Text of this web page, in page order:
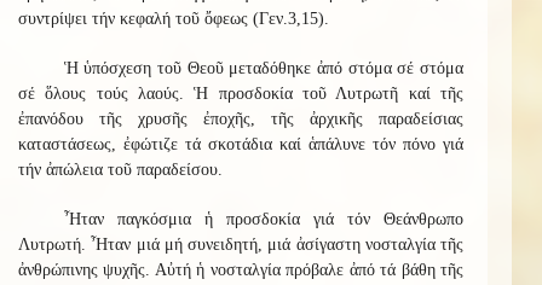
συντρίψει τήν κεφαλή τοῦ ὄφεως (Γεν.3,15).
Ἡ ὑπόσχεση τοῦ Θεοῦ μεταδόθηκε ἀπό στόμα σέ στόμα
σέ ὅλους τούς λαούς. Ἡ προσδοκία τοῦ Λυτρωτῆ καί τῆς
ἐπανόδου τῆς χρυσῆς ἐποχῆς, τῆς ἀρχικῆς παραδείσιας
καταστάσεως, ἐφώτιζε τά σκοτάδια καί ἁπάλυνε τόν πόνο γιά
τήν ἀπώλεια τοῦ παραδείσου.
Ἦταν παγκόσμια ἡ προσδοκία γιά τόν Θεάνθρωπο
Λυτρωτή. Ἦταν μιά μή συνειδητή, μιά ἀσίγαστη νοσταλγία τῆς
ἀνθρώπινης ψυχῆς. Αὐτή ἡ νοσταλγία πρόβαλε ἀπό τά βάθη τῆς